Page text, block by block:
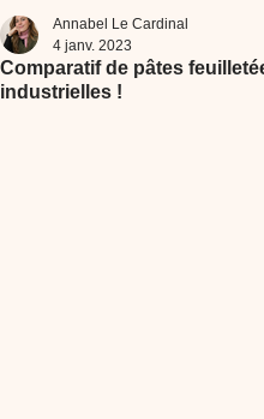
Comparatif de pâtes
industrielles !
Annabel Le Cardinal
4 janv. 2023